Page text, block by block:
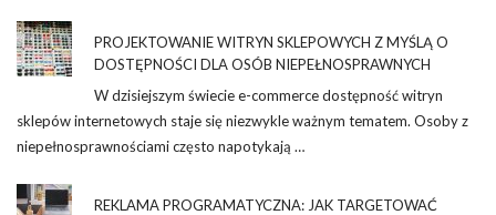
PROJEKTOWANIE WITRYN SKLEPOWYCH Z MYŚLĄ O
DOSTĘPNOŚCI DLA OSÓB NIEPEŁNOSPRAWNYCH
W dzisiejszym świecie e-commerce dostępność witryn
sklepów internetowych staje się niezwykle ważnym tematem. Osoby z
niepełnosprawnościami często napotykają …
REKLAMA PROGRAMATYCZNA: JAK TARGETOWAĆ